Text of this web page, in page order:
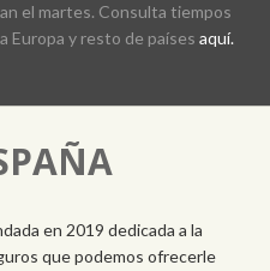
el martes. Consulta tiempos
Europa y resto de países aquí.
en 2019 dedicada a la
que podemos ofrecerle